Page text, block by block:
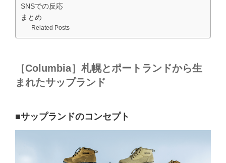
SNSでの反応
まとめ
Related Posts
［Columbia］札幌とポートランドから生
まれたサップランド
■サップランドのコンセプト